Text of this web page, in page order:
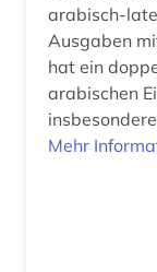
arabisch-
Ausgaben
hat ein
arabischen
Mehr